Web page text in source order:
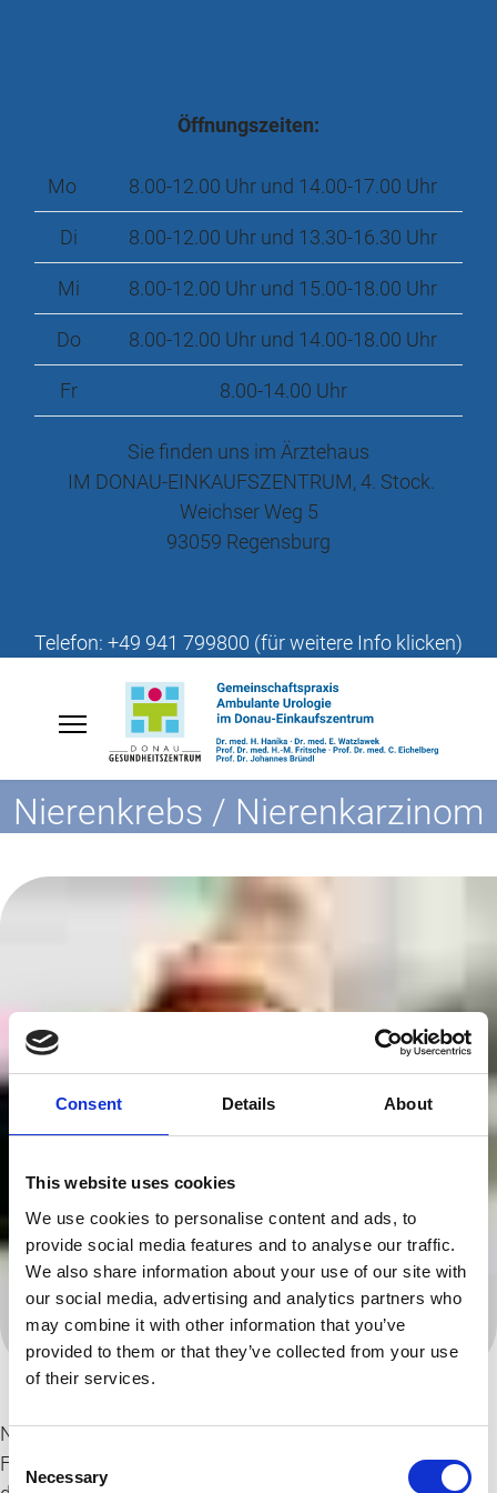
Consent Details About
This website uses cookies
We use cookies to personalise content and ads, to
provide social media features and to analyse our traffic.
We also share information about your use of our site with
our social media, advertising and analytics partners who
may combine it with other information that you’ve
provided to them or that they’ve collected from your use
of their services.
Consent
Selection
Necessary
Öffnungszeiten:
Mo 8.00-12.00 Uhr und 14.00-17.00 Uhr
Di 8.00-12.00 Uhr und 13.30-16.30 Uhr
Mi 8.00-12.00 Uhr und 15.00-18.00 Uhr
Do 8.00-12.00 Uhr und 14.00-18.00 Uhr
Fr 8.00-14.00 Uhr
Sie finden uns im Ärztehaus
IM DONAU-EINKAUFSZENTRUM, 4. Stock.
Weichser Weg 5
93059 Regensburg
Telefon: +49 941 799800 (für weitere Info klicken)
Nierenkrebs / Nierenkarzinom
Nierenzellkarzinome sind bösartige Tumore, die vom
Funktionsgewebe der Nieren ausgehen. Anders als z.B.